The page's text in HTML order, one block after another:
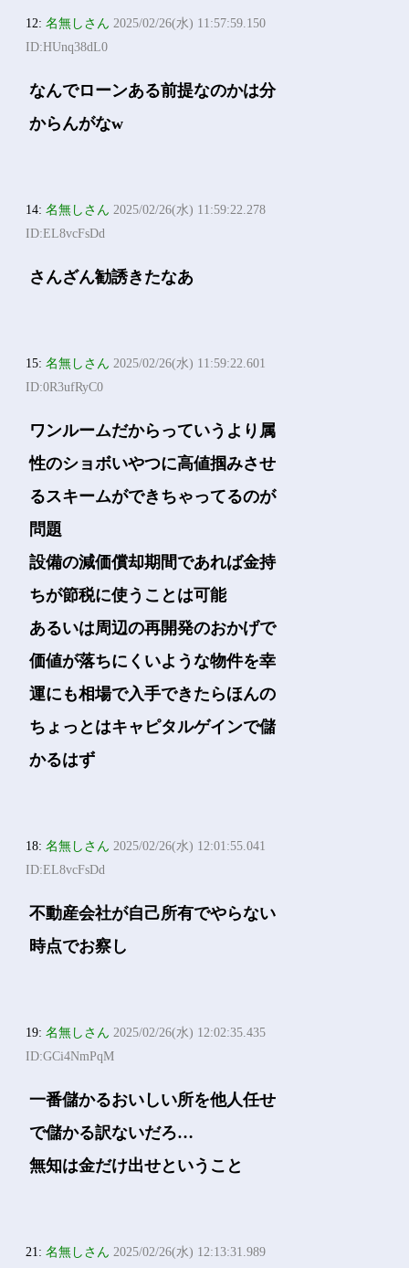
12:名無しさん 2025/02/26(水) 11:57:59.150
ID:HUnq38dL0
なんでローンある前提なのかは分
からんがなw
14:名無しさん 2025/02/26(水) 11:59:22.278
ID:EL8vcFsDd
さんざん勧誘きたなあ
15:名無しさん 2025/02/26(水) 11:59:22.601
ID:0R3ufRyC0
ワンルームだからっていうより属
性のショボいやつに高値掴みさせ
るスキームができちゃってるのが
問題
設備の減価償却期間であれば金持
ちが節税に使うことは可能
あるいは周辺の再開発のおかげで
価値が落ちにくいような物件を幸
運にも相場で入手できたらほんの
ちょっとはキャピタルゲインで儲
かるはず
18:名無しさん 2025/02/26(水) 12:01:55.041
ID:EL8vcFsDd
不動産会社が自己所有でやらない
時点でお察し
19:名無しさん 2025/02/26(水) 12:02:35.435
ID:GCi4NmPqM
一番儲かるおいしい所を他人任せ
で儲かる訳ないだろ…
無知は金だけ出せということ
21:名無しさん 2025/02/26(水) 12:13:31.989